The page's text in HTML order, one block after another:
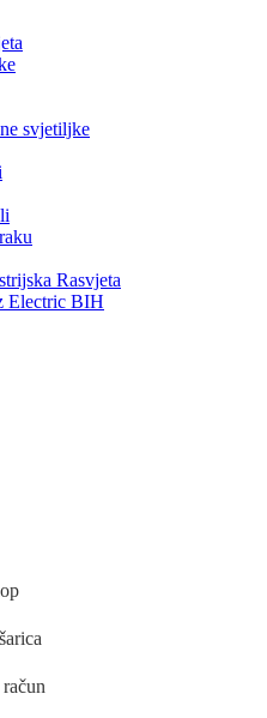
svjetiljke
Rasvjeta
Electric BIH